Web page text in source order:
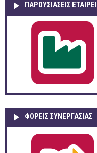
ΠΑΡΟΥΣΙΆΣΕΙΣ
ΦΟΡΕΙΣ ΣΥΝΕΡΓΑΣΙΑΣ